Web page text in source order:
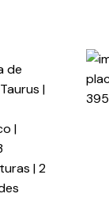
de
|
|
| 2